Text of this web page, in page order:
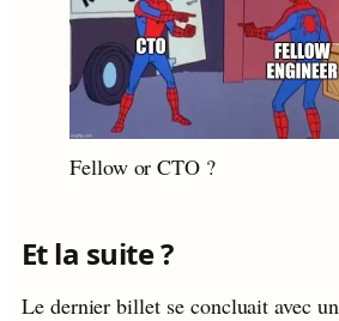
Fellow or CTO ?
Et la suite ?
Le dernier billet se concluait avec